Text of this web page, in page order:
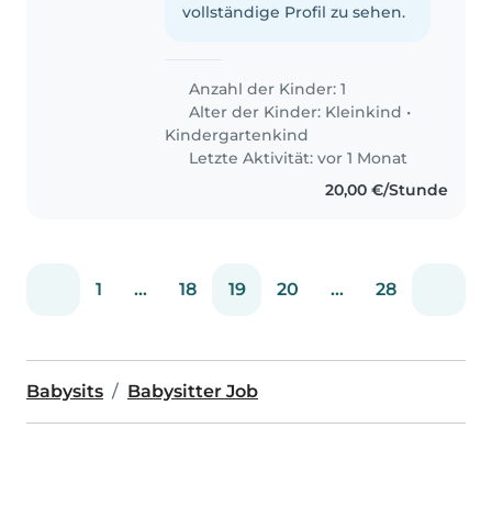
vollständige Profil zu sehen.
Anzahl der Kinder: 1
Alter der Kinder: Kleinkind •
Kindergartenkind
Letzte Aktivität: vor 1 Monat
20,00 €/Stunde
1 ... 18 19 20 ... 28
Babysits Babysitter Job